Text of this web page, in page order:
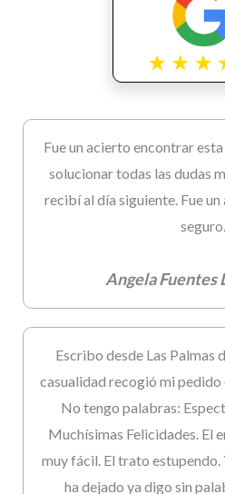
Fue un acierto encontrar
solucionar todas las dudas
recibí al día siguiente. Fue
seguro.
Angela Fuentes
Escribo desde Las Palmas
casualidad recogió mi pedido
No tengo palabras:
Muchísimas Felicidades. El
muy fácil. El trato estupendo.
ha dejado ya digo sin